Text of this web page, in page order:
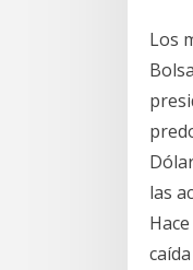
Los
las